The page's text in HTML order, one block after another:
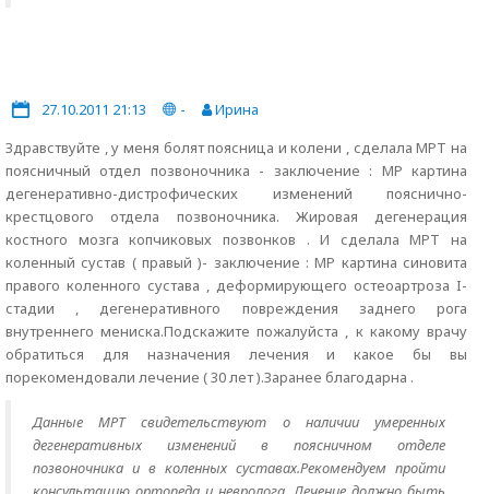
27.10.2011 21:13 -
Ирина
Здравствуйте , у меня болят поясница и колени , сделала МРТ на
поясничный отдел позвоночника - заключение : МР картина
дегенеративно-дистрофических изменений пояснично-
крестцового отдела позвоночника. Жировая дегенерация
костного мозга копчиковых позвонков . И сделала МРТ на
коленный сустав ( правый )- заключение : МР картина синовита
правого коленного сустава , деформирующего остеоартроза I-
стадии , дегенеративного повреждения заднего рога
внутреннего мениска.Подскажите пожалуйста , к какому врачу
обратиться для назначения лечения и какое бы вы
порекомендовали лечение ( 30 лет ).Заранее благодарна .
Данные МРТ свидетельствуют о наличии умеренных
дегенеративных изменений в поясничном отделе
позвоночника и в коленных суставах.Рекомендуем пройти